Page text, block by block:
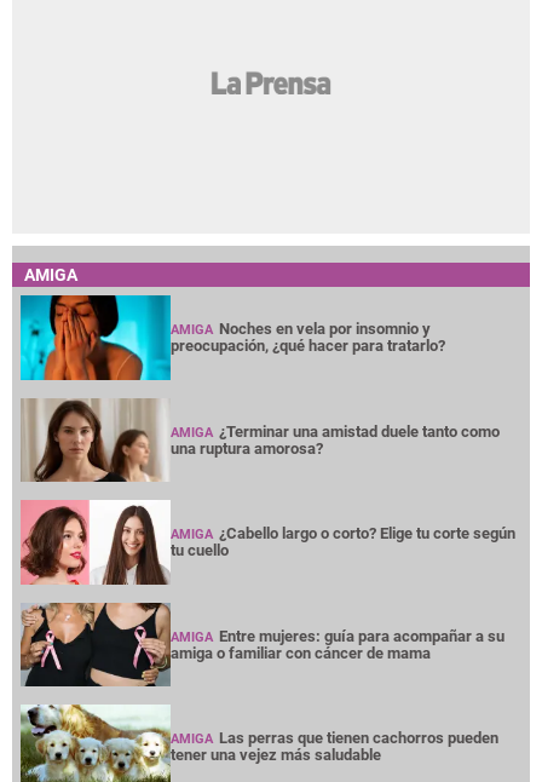
AMIGA
AMIGA Noches en vela por insomnio y
preocupación, ¿qué hacer para tratarlo?
AMIGA ¿Terminar una amistad duele tanto como
una ruptura amorosa?
AMIGA ¿Cabello largo o corto? Elige tu corte según
tu cuello
AMIGA Entre mujeres: guía para acompañar a su
amiga o familiar con cáncer de mama
AMIGA Las perras que tienen cachorros pueden
tener una vejez más saludable